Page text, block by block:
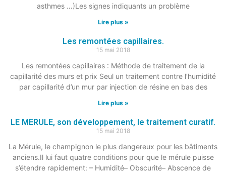
asthmes …)Les signes indiquants un problème
Lire plus »
Les remontées capillaires.
15 mai 2018
Les remontées capillaires : Méthode de traitement de la
capillarité des murs et prix Seul un traitement contre l’humidité
par capillarité d’un mur par injection de résine en bas des
Lire plus »
LE MERULE, son développement, le traitement curatif.
15 mai 2018
La Mérule, le champignon le plus dangereux pour les bâtiments
anciens.Il lui faut quatre conditions pour que le mérule puisse
s’étendre rapidement: – Humidité– Obscurité– Abscence de